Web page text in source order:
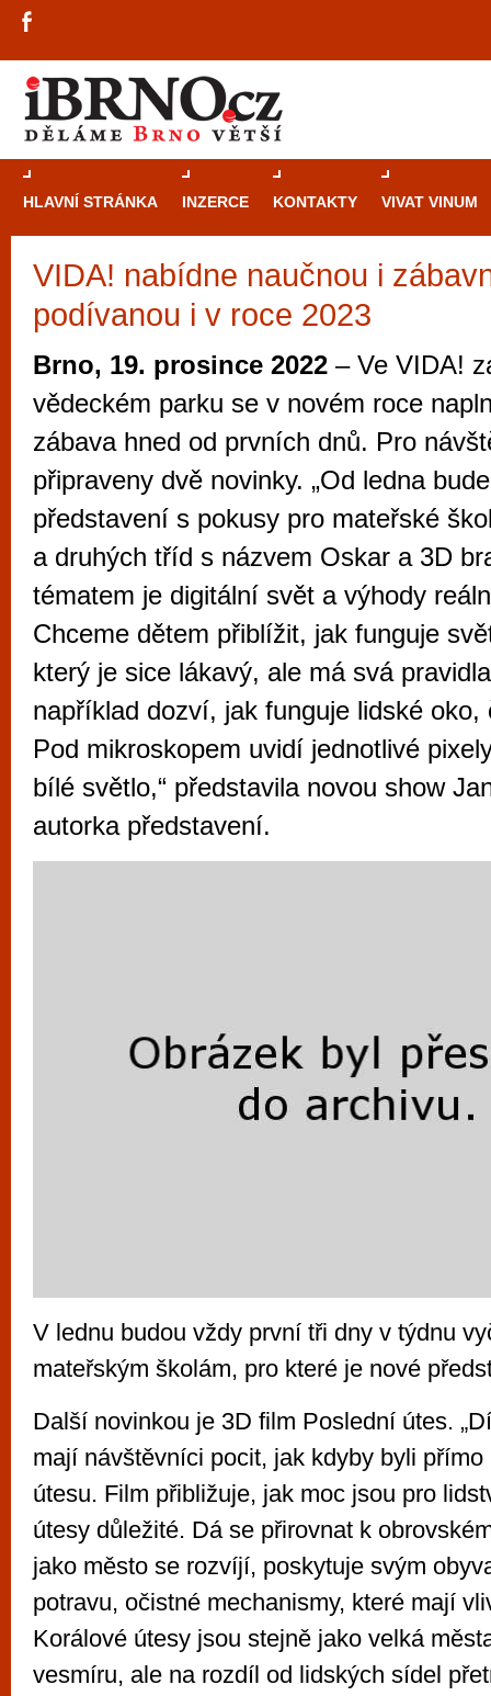
HLAVNÍ STRÁNKA INZERCE KONTAKTY VIVAT VINUM
VIDA! nabídne naučnou i
podívanou i v roce 2023
Brno, 19. prosince 2022 – Ve VIDA!
vědeckém parku se v novém roce
zábava hned od prvních dnů. Pro
připraveny dvě novinky. „Od ledna
představení s pokusy pro mateřské
a druhých tříd s názvem Oskar a 3D
tématem je digitální svět a výhody
Chceme dětem přiblížit, jak funguje
který je sice lákavý, ale má svá
například dozví, jak funguje lidské oko,
Pod mikroskopem uvidí jednotlivé
bílé světlo,“ představila novou show
autorka představení.
V lednu budou vždy první tři dny v týdnu
mateřským školám, pro které je nové
Další novinkou je 3D film Poslední útes.
mají návštěvníci pocit, jak kdyby byli přímo
útesu. Film přibližuje, jak moc jsou pro
útesy důležité. Dá se přirovnat k
jako město se rozvíjí, poskytuje svým
potravu, očistné mechanismy, které mají
Korálové útesy jsou stejně jako velká
vesmíru, ale na rozdíl od lidských sídel
Průvodce
Brně: Od
Brno je
zajímavé
restaurace,
Mimo jiné je ale také místem, kde si
vyzkoušet různé kasinové hry. V
metropoli naleznete širokou nabídku her
po moderní automaty jak pro pravidelné
příležitostné hráče. V...